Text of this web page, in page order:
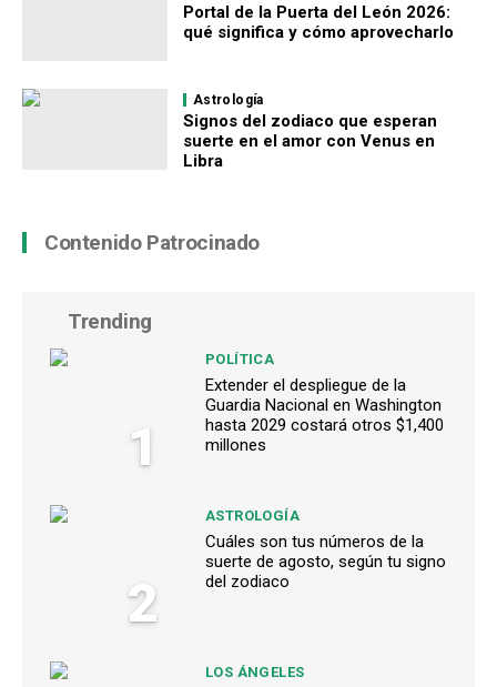
Portal de la Puerta del León 2026:
qué significa y cómo aprovecharlo
Astrología
Signos del zodiaco que esperan
suerte en el amor con Venus en
Libra
Contenido Patrocinado
Trending
1
POLÍTICA
Extender el despliegue de la
Guardia Nacional en Washington
hasta 2029 costará otros $1,400
millones
2
ASTROLOGÍA
Cuáles son tus números de la
suerte de agosto, según tu signo
del zodiaco
LOS ÁNGELES